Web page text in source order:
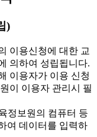
)
이용신청에 대한 교
의하여 성립됩니다.
이용자가 이용 신청
이 이용자 관리시 필
정보원의 컴퓨터 등
여 데이터를 입력하